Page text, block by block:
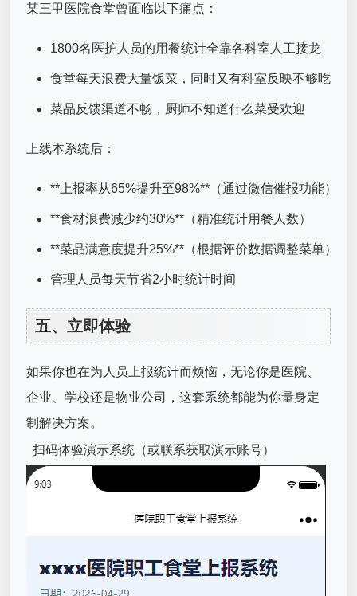
某三甲医院食堂曾面临以下痛点：
1800名医护人员的用餐统计全靠各科室人工接龙
食堂每天浪费大量饭菜，同时又有科室反映不够吃
菜品反馈渠道不畅，厨师不知道什么菜受欢迎
上线本系统后：
**上报率从65%提升至98%**（通过微信催报功能）
**食材浪费减少约30%**（精准统计用餐人数）
**菜品满意度提升25%**（根据评价数据调整菜单）
管理人员每天节省2小时统计时间
五、立即体验
如果你也在为人员上报统计而烦恼，无论你是医院、
企业、学校还是物业公司，这套系统都能为你量身定
制解决方案。
扫码体验演示系统（或联系获取演示账号）